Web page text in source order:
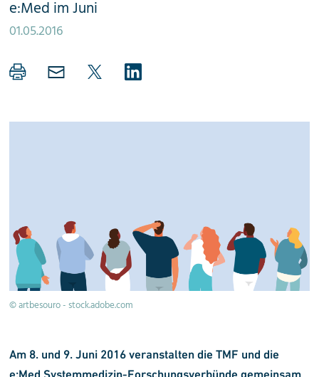
e:Med im Juni
01.05.2016
© artbesouro - stock.adobe.com
Am 8. und 9. Juni 2016 veranstalten die TMF und die
e:Med Systemmedizin-Forschungsverbünde gemeinsam